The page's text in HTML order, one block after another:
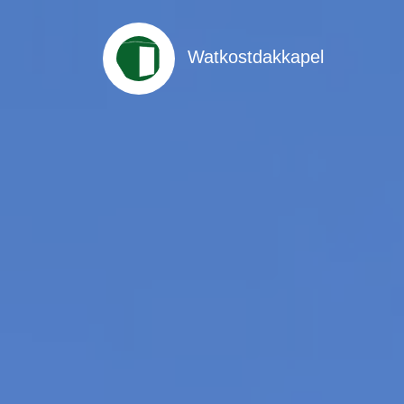
Watkostdakkapel